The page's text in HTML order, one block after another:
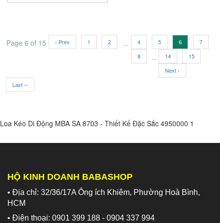
Page 6 of 15 ‹ Prev 1 2 ... 4 5 6
7
8
.. 14
15
Next ›
Last ››
Loa Kéo Di Động MBA SA 8703 - Thiết Kế Đặc Sắc 4950000 1
HỘ KINH DOANH BABASHOP
• Địa chỉ: 32/36/17A Ông ích Khiêm, Phường Hoà Bình,
HCM
• Điện thoại: 0901 399 188 - 0904 337 994